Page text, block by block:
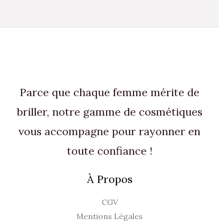
Parce que chaque femme mérite de
briller, notre gamme de cosmétiques
vous accompagne pour rayonner en
toute confiance !
À Propos
CGV
Mentions Légales